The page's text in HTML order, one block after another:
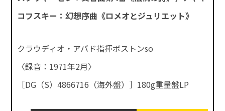
コフスキー：幻想序曲《ロメオとジュリエット》
クラウディオ・アバド指揮ボストンso
〈録音：1971年2月〉
［DG（S）4866716（海外盤）］180g重量盤LP